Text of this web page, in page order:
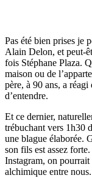
Pas été bien prises je
Alain Delon, et peut-
fois Stéphane Plaza.
maison ou de
père, à 90 ans, a réagi
d’entendre.
Et ce dernier,
trébuchant vers 1h30
une blague élaborée.
son fils est assez
Instagram, on
alchimique entre nous.